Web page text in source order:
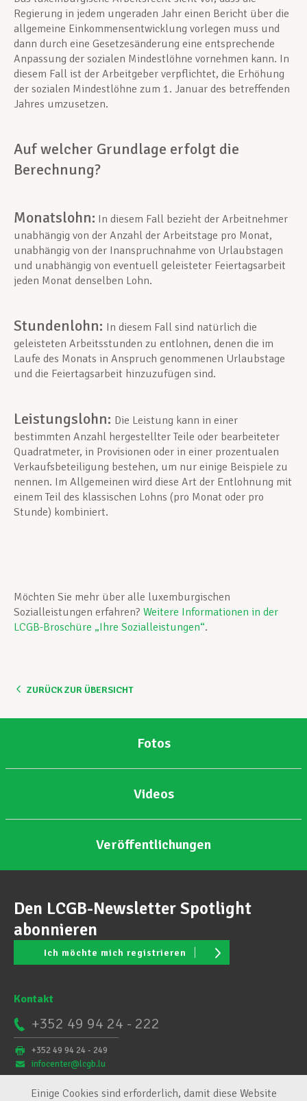
Regierung in jedem ungeraden Jahr einen Bericht über die
allgemeine Einkommensentwicklung vorlegen muss und
dann durch eine Gesetzesänderung eine entsprechende
Anpassung der sozialen Mindestlöhne vornehmen kann. In
diesem Fall ist der Arbeitgeber verpflichtet, die Erhöhung
der sozialen Mindestlöhne zum 1. Januar des betreffenden
Jahres umzusetzen.
Auf welcher Grundlage erfolgt die
Berechnung?
Monatslohn: In diesem Fall bezieht der Arbeitnehmer
unabhängig von der Anzahl der Arbeitstage pro Monat,
unabhängig von der Inanspruchnahme von Urlaubstagen
und unabhängig von eventuell geleisteter Feiertagsarbeit
jeden Monat denselben Lohn.
Stundenlohn: In diesem Fall sind natürlich die
geleisteten Arbeitsstunden zu entlohnen, denen die im
Laufe des Monats in Anspruch genommenen Urlaubstage
und die Feiertagsarbeit hinzuzufügen sind.
Leistungslohn: Die Leistung kann in einer
bestimmten Anzahl hergestellter Teile oder bearbeiteter
Quadratmeter, in Provisionen oder in einer prozentualen
Verkaufsbeteiligung bestehen, um nur einige Beispiele zu
nennen. Im Allgemeinen wird diese Art der Entlohnung mit
einem Teil des klassischen Lohns (pro Monat oder pro
Stunde) kombiniert.
Möchten Sie mehr über alle luxemburgischen
Sozialleistungen erfahren? Weitere Informationen in der
LCGB-Broschüre „Ihre Sozialleistungen“.
ZURÜCK ZUR ÜBERSICHT
Fotos
Videos
Veröffentlichungen
Den LCGB-Newsletter Spotlight
abonnieren
Ich möchte mich registrieren
Kontakt
+352 49 94 24 - 222
+352 49 94 24 - 249
infocenter@lcgb.lu
Einige Cookies sind erforderlich, damit diese Website